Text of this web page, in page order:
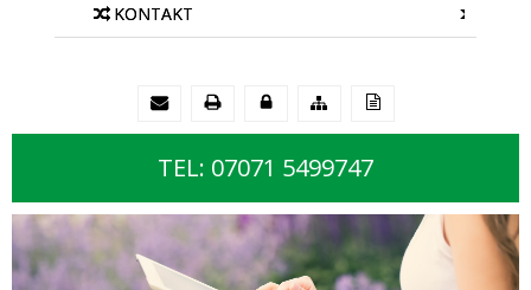
KONTAKT
TEL: 07071 5499747